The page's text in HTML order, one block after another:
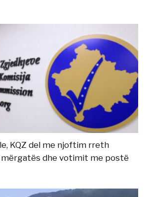
KQZ del me njoftim rreth
dhe votimit me postë